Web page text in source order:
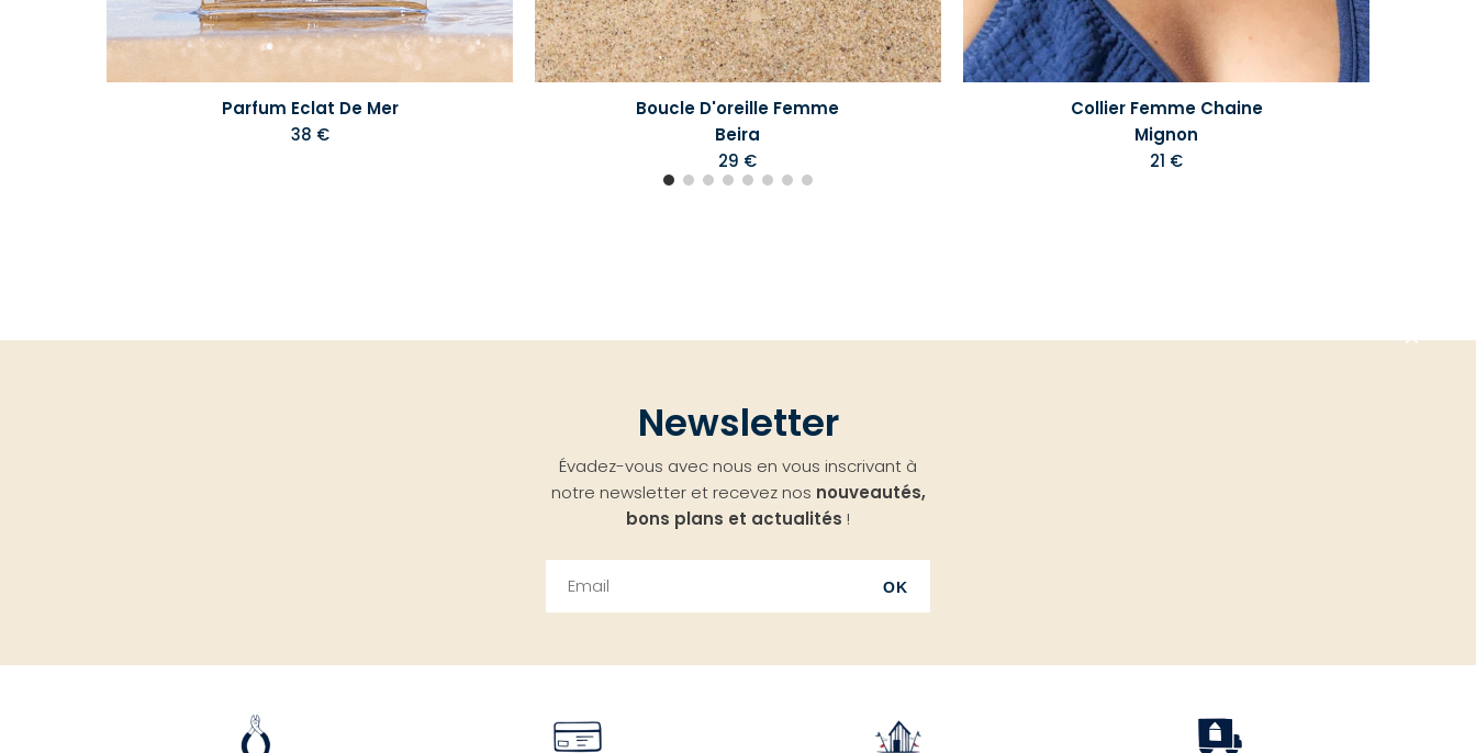
Parfum Eclat De Mer
38 €
Boucle D'oreille Femme
Beira
29 €
Collier Femme Chaine
Mignon
21 €
Newsletter
Évadez-vous avec nous en vous inscrivant à
notre newsletter et recevez nos nouveautés,
bons plans et actualités !
OK